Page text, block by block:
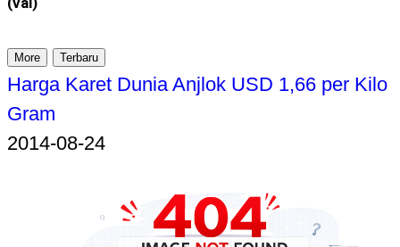
More Terbaru
Harga Karet Dunia Anjlok USD 1,66 per Kilo
Gram
2014-08-24